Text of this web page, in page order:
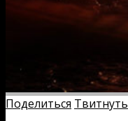
Поделиться Твитнуть